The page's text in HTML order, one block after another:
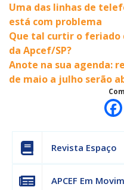
Uma das linhas de
está com problema
Que tal curtir o feriado
da Apcef/SP?
Anote na sua agenda:
de maio a julho serão
Revista Espaço
APCEF Em